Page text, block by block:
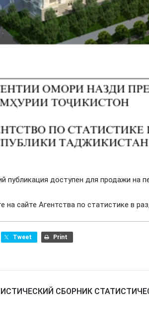
публикация доступен для продажи на
сайте Агентства по статистике в
Tweet Print
СБОРНИК